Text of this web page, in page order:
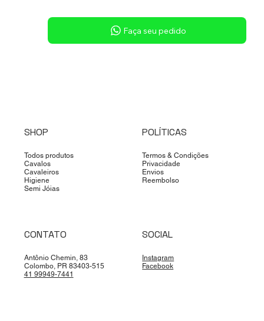
Sob consulta
Faça seu pedido
SHOP
Todos produtos
Cavalos
Cavaleiros
Higiene
Semi Jóias
POLÍTICAS
Termos & Condições
Privacidade
Envios
Reembolso
CONTATO
Antônio Chemin, 83
Colombo, PR 83403-515
41 99949-7441
SOCIAL
Instagram
Facebook